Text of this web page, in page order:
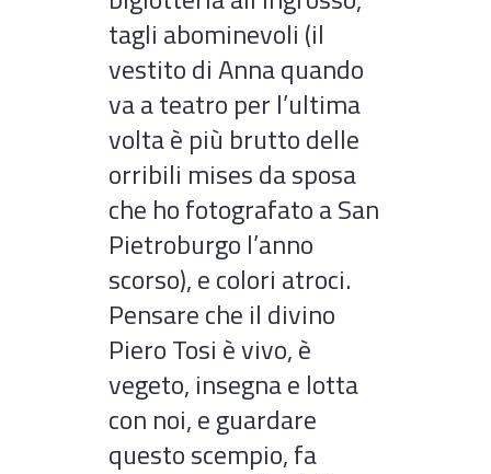
tagli abominevoli (il
vestito di Anna quando
va a teatro per l’ultima
volta è più brutto delle
orribili mises da sposa
che ho fotografato a San
Pietroburgo l’anno
scorso), e colori atroci.
Pensare che il divino
Piero Tosi è vivo, è
vegeto, insegna e lotta
con noi, e guardare
questo scempio, fa